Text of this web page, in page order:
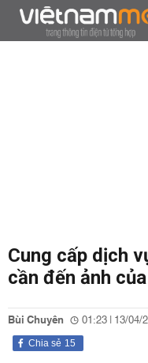
Cung cấp dịch
cần đến ảnh
Bùi Chuyên 01:23 | 13/04/
15
Chia sẻ